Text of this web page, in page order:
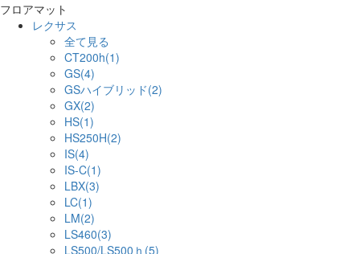
フロアマット
レクサス
全て見る
CT200h(1)
GS(4)
GSハイブリッド(2)
GX(2)
HS(1)
HS250H(2)
IS(4)
IS-C(1)
LBX(3)
LC(1)
LM(2)
LS460(3)
LS500/LS500ｈ(5)